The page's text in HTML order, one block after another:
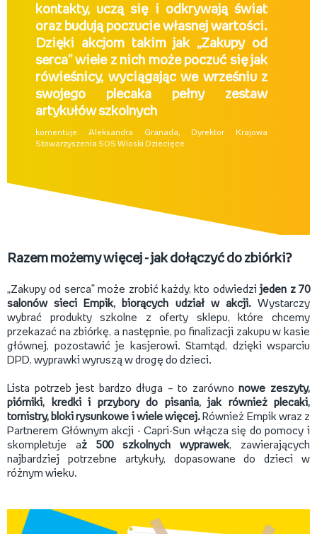
kontakty, uczą się i odkrywają świat
oraz budują poczucie własnej wartości.
Dzięki akcjom takim jak „Zakupy od
serca” wiele z nich może poczuć się jak
rówieśnicy, wyciągając we wrześniu z
swojego plecaka pełny zestaw
artykułów szkolnych
komentuje Aleksandra Granada, Dyrektor Krajowa
Stowarzyszenia SOS Wioski Dziecięce
Razem możemy więcej - jak dołączyć do zbiórki?
„Zakupy od serca” może zrobić każdy, kto odwiedzijeden z 70
salonów sieci Empik, biorących udział w akcji.Wystarczy
wybrać produkty szkolne z oferty sklepu, które chcemy
przekazać na zbiórkę, a następnie, po finalizacji zakupu w kasie
głównej, pozostawić je kasjerowi. Stamtąd, dzięki wsparciu
DPD, wyprawki wyruszą w drogę do dzieci.
Lista potrzeb jest bardzo długa – to zarównonowe zeszyty,
piórniki, kredki i przybory do pisania, jak również plecaki,
tornistry, bloki rysunkowe i wiele więcej. Również Empik wraz z
Partnerem Głównym akcji - Capri-Sun włącza się do pomocy i
skompletuje aż 500 szkolnych wyprawek, zawierających
najbardziej potrzebne artykuły, dopasowane do dzieci w
różnym wieku.